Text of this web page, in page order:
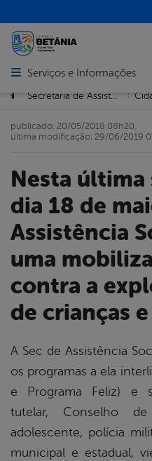
Abrir menu principal de
Serviços e Informações
Você está aqui:
> >
Nesta última sexta-feira,
dia 18 de
Assistência
uma
contra a
de crianças
publicado: 20/05/2018 08h20,
última modificação: 29/06/2019
A Sec de Assistência
os programas a ela
e Programa Feliz) e
tutelar, Conselho
adolescente, polícia
municipal e estadual,